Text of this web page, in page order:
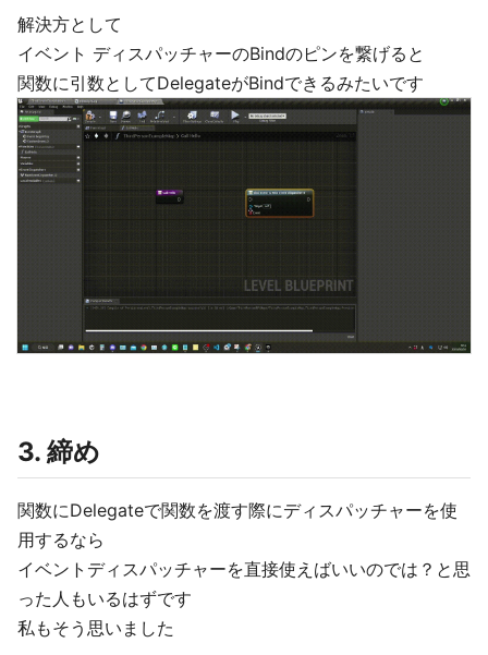
解決方として
イベント ディスパッチャーのBindのピンを繋げると
関数に引数としてDelegateがBindできるみたいです
3. 締め
関数にDelegateで関数を渡す際にディスパッチャーを使
用するなら
イベントディスパッチャーを直接使えばいいのでは？と思
った人もいるはずです
私もそう思いました